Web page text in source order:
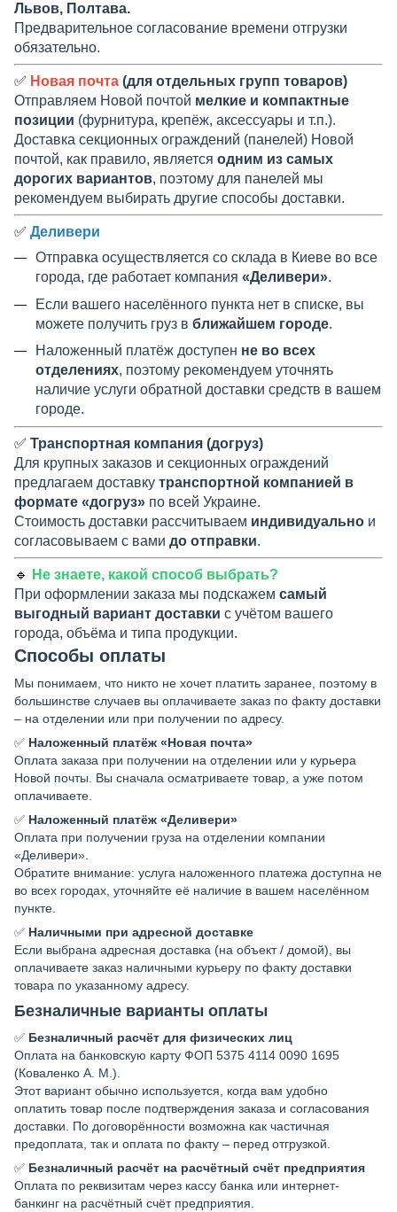
Львов, Полтава.
Предварительное согласование времени отгрузки
обязательно.
✅ Новая почта (для отдельных групп товаров)
Отправляем Новой почтой мелкие и компактные
позиции (фурнитура, крепёж, аксессуары и т.п.).
Доставка секционных ограждений (панелей) Новой
почтой, как правило, является одним из самых
дорогих вариантов, поэтому для панелей мы
рекомендуем выбирать другие способы доставки.
✅ Деливери
Отправка осуществляется со склада в Киеве во все
города, где работает компания «Деливери».
Если вашего населённого пункта нет в списке, вы
можете получить груз в ближайшем городе.
Наложенный платёж доступен не во всех
отделениях, поэтому рекомендуем уточнять
наличие услуги обратной доставки средств в вашем
городе.
✅ Транспортная компания (догруз)
Для крупных заказов и секционных ограждений
предлагаем доставку транспортной компанией в
формате «догруз» по всей Украине.
Стоимость доставки рассчитываем индивидуально и
согласовываем с вами до отправки.
🔹
Не знаете, какой способ выбрать?
При оформлении заказа мы подскажем самый
выгодный вариант доставки с учётом вашего
города, объёма и типа продукции.
Способы оплаты
Мы понимаем, что никто не хочет платить заранее, поэтому в
большинстве случаев вы оплачиваете заказ по факту доставки
– на отделении или при получении по адресу.
✅ Наложенный платёж «Новая почта»
Оплата заказа при получении на отделении или у курьера
Новой почты. Вы сначала осматриваете товар, а уже потом
оплачиваете.
✅ Наложенный платёж «Деливери»
Оплата при получении груза на отделении компании
«Деливери».
Обратите внимание: услуга наложенного платежа доступна не
во всех городах, уточняйте её наличие в вашем населённом
пункте.
✅ Наличными при адресной доставке
Если выбрана адресная доставка (на объект / домой), вы
оплачиваете заказ наличными курьеру по факту доставки
товара по указанному адресу.
Безналичные варианты оплаты
✅ Безналичный расчёт для физических лиц
Оплата на банковскую карту ФОП 5375 4114 0090 1695
(Коваленко А. М.).
Этот вариант обычно используется, когда вам удобно
оплатить товар после подтверждения заказа и согласования
доставки. По договорённости возможна как частичная
предоплата, так и оплата по факту – перед отгрузкой.
✅ Безналичный расчёт на расчётный счёт предприятия
Оплата по реквизитам через кассу банка или интернет-
банкинг на расчётный счёт предприятия.